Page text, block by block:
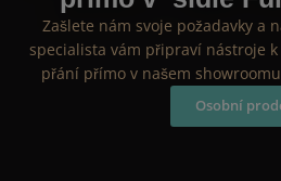
Zašlete nám svoje požadavky a
specialista vám připraví nástroje
přání přímo v našem
Osobní